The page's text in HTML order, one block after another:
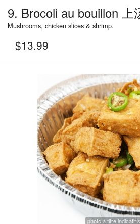
9. Brocoli au bouillon 上
Mushrooms, chicken slices & shrimp.
$13.99
photo à titre indicatif